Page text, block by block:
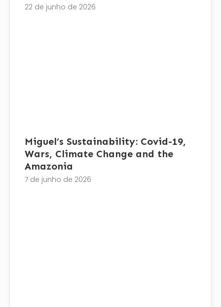
22 de junho de 2026
Miguel’s Sustainability: Covid-19,
Wars, Climate Change and the
Amazonia
7 de junho de 2026